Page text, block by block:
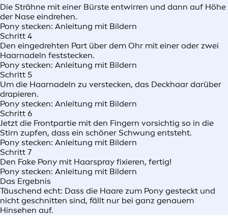
Die Strähne mit einer Bürste entwirren und dann auf Höhe
der Nase eindrehen.
Pony stecken: Anleitung mit Bildern
Schritt 4
Den eingedrehten Part über dem Ohr mit einer oder zwei
Haarnadeln feststecken.
Pony stecken: Anleitung mit Bildern
Schritt 5
Um die Haarnadeln zu verstecken, das Deckhaar darüber
drapieren.
Pony stecken: Anleitung mit Bildern
Schritt 6
Jetzt die Frontpartie mit den Fingern vorsichtig so in die
Stirn zupfen, dass ein schöner Schwung entsteht.
Pony stecken: Anleitung mit Bildern
Schritt 7
Den Fake Pony mit Haarspray fixieren, fertig!
Pony stecken: Anleitung mit Bildern
Das Ergebnis
Täuschend echt: Dass die Haare zum Pony gesteckt und
nicht geschnitten sind, fällt nur bei ganz genauem
Hinsehen auf.